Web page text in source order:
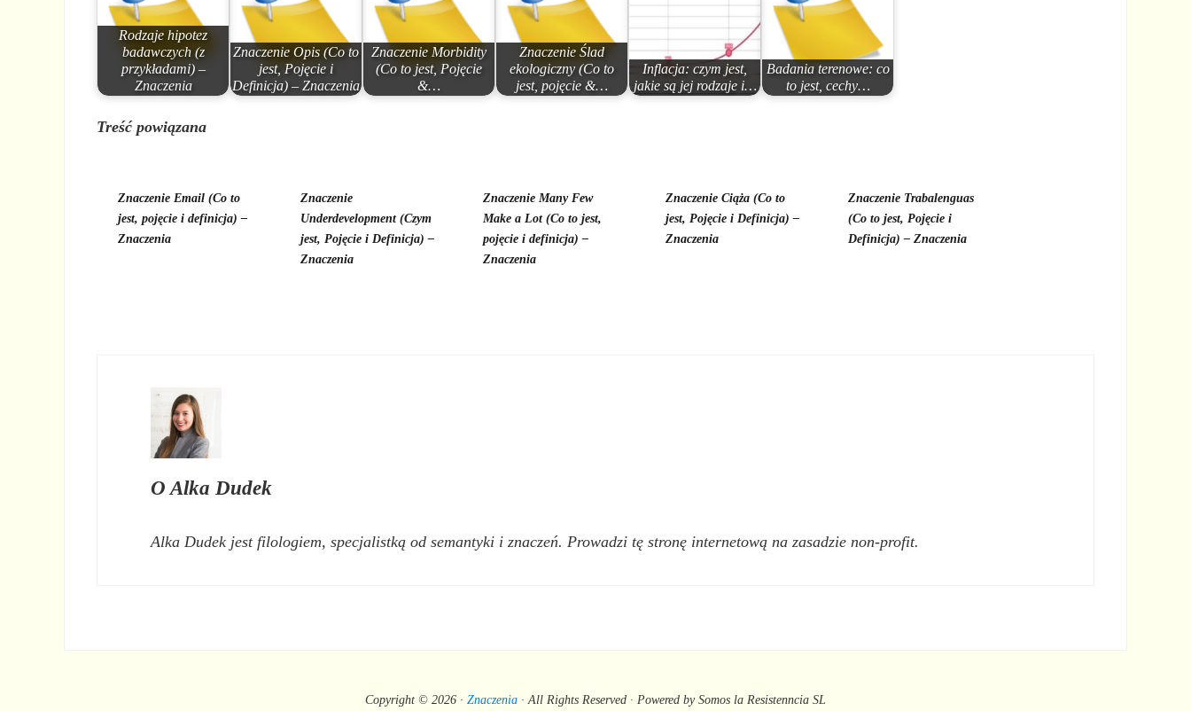
Rodzaje hipotez
badawczych (z
przykładami) –
Znaczenia
Znaczenie Opis (Co to
jest, Pojęcie i
Definicja) – Znaczenia
Znaczenie Morbidity
(Co to jest, Pojęcie
&…
Znaczenie Ślad
ekologiczny (Co to
jest, pojęcie &…
Inflacja: czym jest,
jakie są jej rodzaje i…
Badania terenowe: co
to jest, cechy…
Treść powiązana
Znaczenie Email (Co to
jest, pojęcie i definicja) –
Znaczenia
Znaczenie
Underdevelopment (Czym
jest, Pojęcie i Definicja) –
Znaczenia
Znaczenie Many Few
Make a Lot (Co to jest,
pojęcie i definicja) –
Znaczenia
Znaczenie Ciąża (Co to
jest, Pojęcie i Definicja) –
Znaczenia
Znaczenie Trabalenguas
(Co to jest, Pojęcie i
Definicja) – Znaczenia
OAlka Dudek
Alka Dudek jest filologiem, specjalistką od semantyki i znaczeń. Prowadzi tę stronę internetową na zasadzie non-profit.
Copyright © 2026 · Znaczenia · All Rights Reserved · Powered by Somos la Resistenncia SL